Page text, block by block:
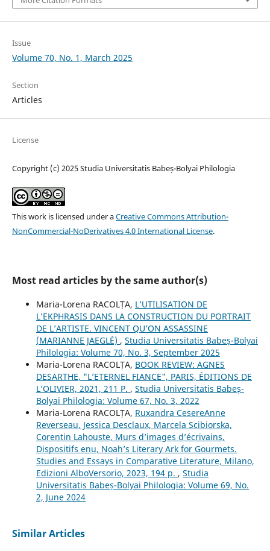
Issue
Volume 70, No. 1, March 2025
Section
Articles
License
Copyright (c) 2025 Studia Universitatis Babeș-Bolyai Philologia
This work is licensed under aCreative Commons Attribution-
NonCommercial-NoDerivatives 4.0 International License.
Most read articles by the same author(s)
Maria-Lorena RACOLȚA, L’UTILISATION DE
L’EKPHRASIS DANS LA CONSTRUCTION DU PORTRAIT
DE L’ARTISTE. VINCENT QU’ON ASSASSINE
(MARIANNE JAEGLÉ) , Studia Universitatis Babeș-Bolyai
Philologia: Volume 70, No. 3, September 2025
Maria-Lorena RACOLȚA, BOOK REVIEW: AGNES
DESARTHE, "L’ETERNEL FIANCE", PARIS, ÉDITIONS DE
L’OLIVIER, 2021, 211 P. , Studia Universitatis Babeș-
Bolyai Philologia: Volume 67, No. 3, 2022
Maria-Lorena RACOLȚA, Ruxandra CesereAnne
Reverseau, Jessica Desclaux, Marcela Scibiorska,
Corentin Lahouste, Murs d’images d’écrivains,
Dispositifs enu, Noah’s Literary Ark for Gourmets.
Studies and Essays in Comparative Literature, Milano,
Edizioni AlboVersorio, 2023, 194 p. , Studia
Universitatis Babeș-Bolyai Philologia: Volume 69, No.
2, June 2024
Similar Articles